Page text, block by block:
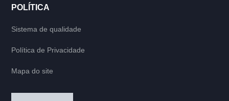
POLÍTICA
Sistema de qualidade
Política de Privacidade
Mapa do site